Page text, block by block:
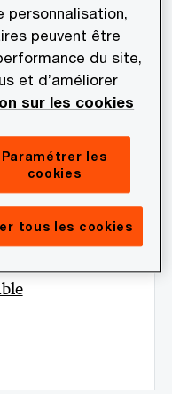
Well
personnalisation,
peuvent être
du site,
et d’améliorer
sur les cookies
Paramétrer les
cookies
tous les cookies